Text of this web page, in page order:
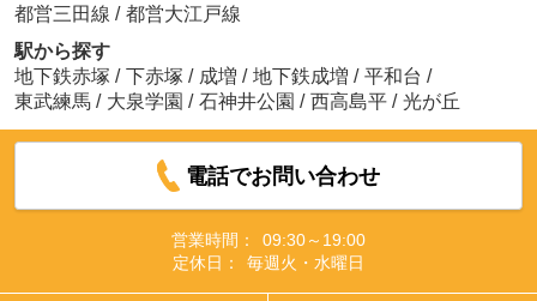
都営三田線 / 都営大江戸線
駅から探す
地下鉄赤塚 / 下赤塚 / 成増 / 地下鉄成増 / 平和台 /
東武練馬 / 大泉学園 / 石神井公園 / 西高島平 / 光が丘
電話でお問い合わせ
営業時間：
09:30～19:00
定休日：
毎週火・水曜日